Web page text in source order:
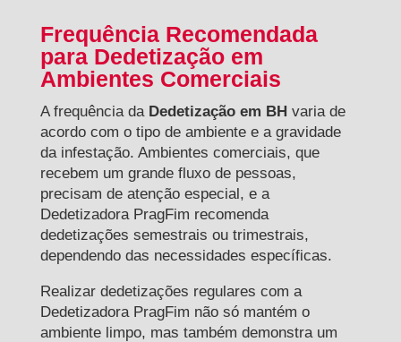
Frequência Recomendada
para Dedetização em
Ambientes Comerciais
A frequência da Dedetização em BH varia de
acordo com o tipo de ambiente e a gravidade
da infestação. Ambientes comerciais, que
recebem um grande fluxo de pessoas,
precisam de atenção especial, e a
Dedetizadora PragFim recomenda
dedetizações semestrais ou trimestrais,
dependendo das necessidades específicas.
Realizar dedetizações regulares com a
Dedetizadora PragFim não só mantém o
ambiente limpo, mas também demonstra um